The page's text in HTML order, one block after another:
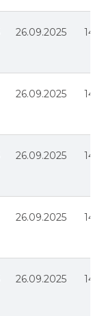
26.09.2025 144
26.09.2025 144
26.09.2025 144
26.09.2025 144
26.09.2025 144